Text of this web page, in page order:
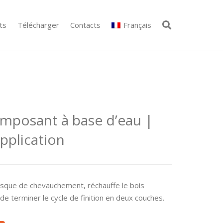
Télécharger Contacts Français
à base d’eau |
de chevauchement, réchauffe le bois
terminer le cycle de finition en deux couches.